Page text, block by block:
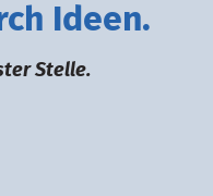
deen.
Stelle.